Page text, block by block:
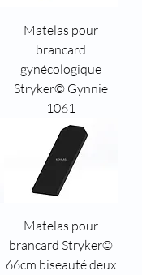
Matelas pour
brancard
gynécologique
Stryker© Gynnie
1061
Matelas pour
brancard Stryker©
66cm biseauté deux